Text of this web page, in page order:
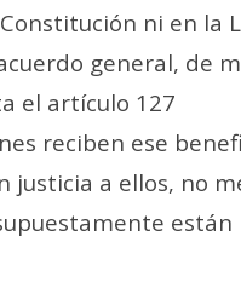
ni en la
general, de
el artículo 127
reciben ese
justicia a ellos, no
están